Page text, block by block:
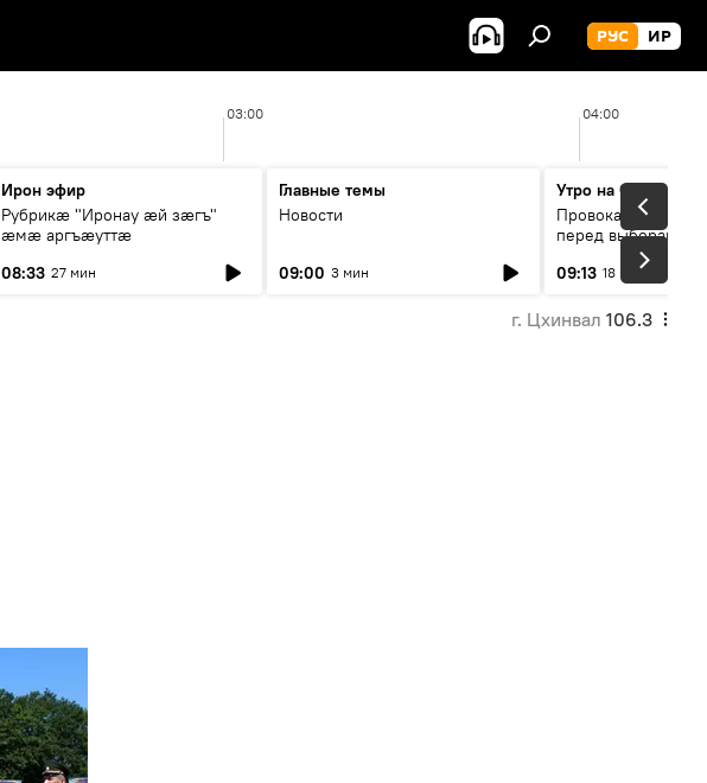
РУС ИР
03:00 04:00
Ирон эфир
Рубрикæ "Иронау ӕй зӕгъ"
ӕмӕ аргъӕуттӕ
08:33 27 мин
Главные темы
Новости
09:00 3 мин
Утро на Спутнике
Провокации со
перед выборами в
09:13 18 мин
г. Цхинвал 106.3